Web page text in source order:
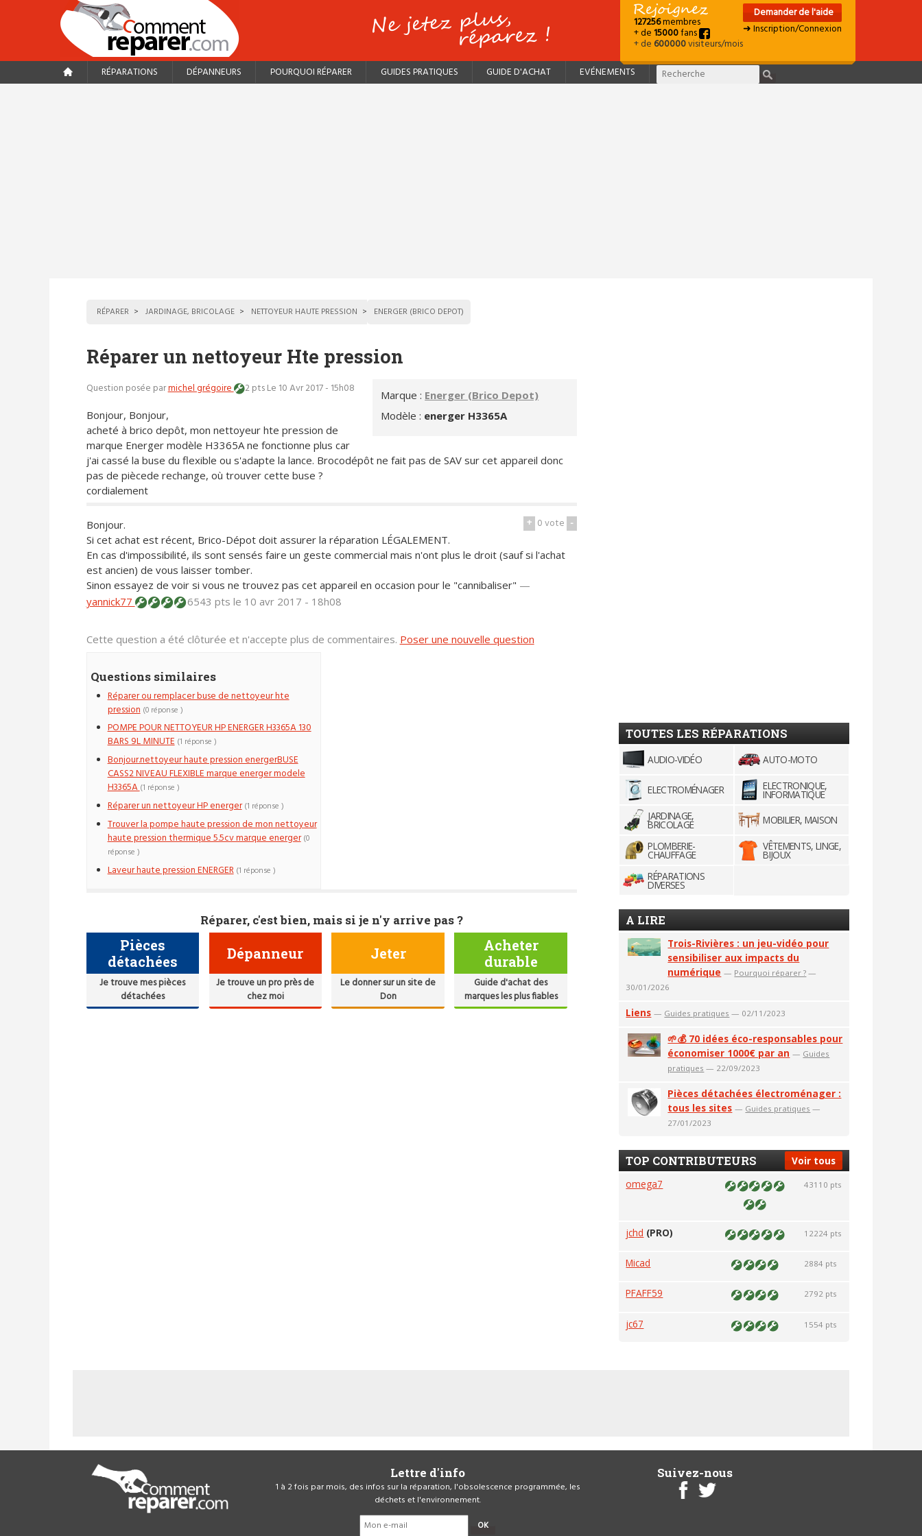
127256membres
+ de15000fans
+ de600000visiteurs/mois
Demander de l'aide
➜ Inscription/Connexion
RÉPARATIONS DÉPANNEURS POURQUOI RÉPARER GUIDES PRATIQUES GUIDE D'ACHAT EVÉNEMENTS
RÉPARER JARDINAGE, BRICOLAGE NETTOYEUR HAUTE PRESSION ENERGER (BRICO DEPOT)
Réparer un nettoyeur Hte pression
Marque : Energer (Brico Depot)
Modèle : energer H3365A
Question posée parmichel grégoire 2 ptsLe 10 Avr 2017 - 15h08
Bonjour, Bonjour,
acheté à brico depôt, mon nettoyeur hte pression de
marque Energer modèle H3365A ne fonctionne plus car
j'ai cassé la buse du flexible ou s'adapte la lance. Brocodépôt ne fait pas de SAV sur cet appareil donc
pas de piècede rechange, où trouver cette buse ?
cordialement
+ 0vote -
Bonjour.
Si cet achat est récent, Brico-Dépot doit assurer la réparation LÉGALEMENT.
En cas d'impossibilité, ils sont sensés faire un geste commercial mais n'ont plus le droit (sauf si l'achat
est ancien) de vous laisser tomber.
Sinon essayez de voir si vous ne trouvez pas cet appareil en occasion pour le "cannibaliser" —
yannick77
6543 pts le 10 avr 2017 - 18h08
Cette question a été clôturée et n'accepte plus de commentaires. Poser une nouvelle question
Questions similaires
Réparer ou remplacer buse de nettoyeur hte
pression (0 réponse )
POMPE POUR NETTOYEUR HP ENERGER H3365A 130
BARS 9L MINUTE (1 réponse )
Bonjour.nettoyeur haute pression energerBUSE
CASS2 NIVEAU FLEXIBLE marque energer modele
H3365A(1 réponse )
Réparer un nettoyeur HP energer (1 réponse )
Trouver la pompe haute pression de mon nettoyeur
haute pression thermique 5.5cv marque energer (0
réponse )
Laveur haute pression ENERGER (1 réponse )
Réparer, c'est bien, mais si je n'y arrive pas ?
Pièces
détachées
Je trouve mes pièces
détachées
Dépanneur
Je trouve un pro près de
chez moi
Jeter
Le donner sur un site de
Don
Acheter
durable
Guide d'achat des
marques les plus fiables
TOUTES LES RÉPARATIONS
AUDIO-VIDÉO AUTO-MOTO
ELECTROMÉNAGER ELECTRONIQUE,
INFORMATIQUE
JARDINAGE,
BRICOLAGE
MOBILIER, MAISON
PLOMBERIE-
CHAUFFAGE
VÊTEMENTS, LINGE,
BIJOUX
RÉPARATIONS
DIVERSES
A LIRE
Trois-Rivières : un jeu-vidéo pour
sensibiliser aux impacts du
numérique — Pourquoi réparer ? —
30/01/2026
Liens — Guides pratiques — 02/11/2023
🌱💰 70 idées éco-responsables pour
économiser 1000€ par an — Guides
pratiques — 22/09/2023
Pièces détachées électroménager :
tous les sites — Guides pratiques —
27/01/2023
Voir tous
TOP CONTRIBUTEURS
omega7 43110 pts
jchd (PRO) 12224 pts
Micad 2884 pts
PFAFF59 2792 pts
jc67 1554 pts
Lettre d'info
1 à 2 fois par mois, des infos sur la réparation, l'obsolescence programmée, les
déchets et l'environnement.
OK
Suivez-nous